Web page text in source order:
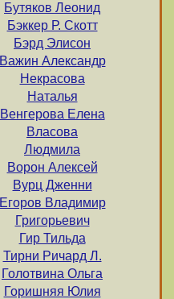
Бутяков Леонид
Бэккер Р. Скотт
Бэрд Элисон
Важин Александр
Некрасова
Наталья
Венгерова Елена
Власова
Людмила
Ворон Алексей
Вурц Дженни
Егоров Владимир
Григорьевич
Гир Тильда
Тирни Ричард Л.
Голотвина Ольга
Горишняя Юлия